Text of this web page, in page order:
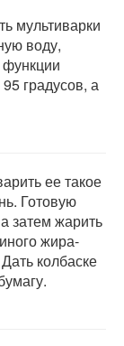
мультиварки
воду,
функции
градусов, а
ее такое
Готовую
затем жарить
жира-
колбаске